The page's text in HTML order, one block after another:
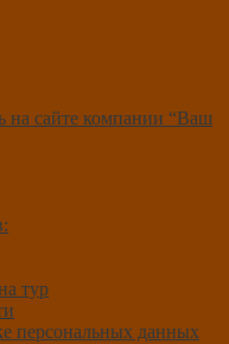
на сайте компании “Ваш
тур
персональных данных